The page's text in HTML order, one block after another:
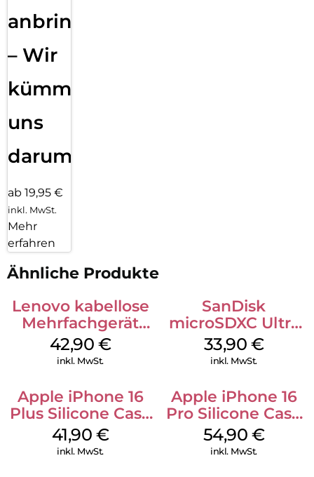
anbringen
– Wir
kümmern
uns
darum!
ab 19,95 €
inkl. MwSt.
Mehr
erfahren
Ähnliche Produkte
Lenovo kabellose
Mehrfachgerät
Luna Grey
42,90 €
inkl. MwSt.
SanDisk
microSDXC Ultra
128 GB + Adapter
Mobile
33,90 €
inkl. MwSt.
Apple iPhone 16
Plus Silicone Case
MagSafe Stone
Gray
41,90 €
inkl. MwSt.
Apple iPhone 16
Pro Silicone Case
MagSafe Black
54,90 €
inkl. MwSt.